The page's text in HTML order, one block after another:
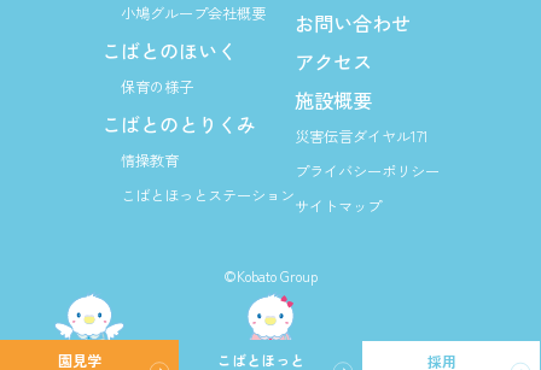
園見学 こばとほっと 採用
小鳩グループ会社概要
こばとのほいく
保育の様子
こばとのとりくみ
情操教育
こばとほっとステーション
お問い合わせ
アクセス
施設概要
災害伝言ダイヤル171
プライバシーポリシー
サイトマップ
©Kobato Group